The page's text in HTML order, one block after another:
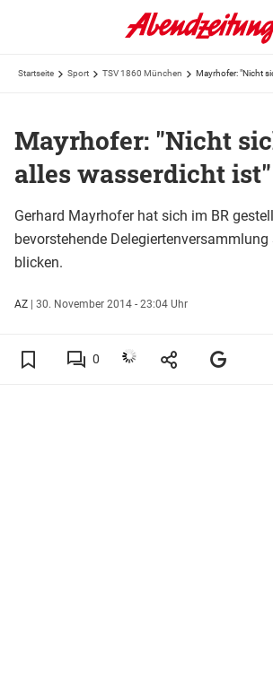
Startseite Sport TSV 1860 München Mayrhofer: "Nicht
Mayrhofer: "Nicht
alles wasserdicht ist"
Gerhard Mayrhofer hat sich im BR
bevorstehende
blicken.
AZ | 30. November 2014 - 23:04 Uhr
0